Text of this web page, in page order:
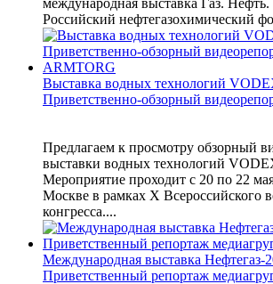
Российский нефтегазохимический
Выставка водных технологий
Приветственно-обзорный
Предлагаем к просмотру обзорный
выставки водных технологий
Мероприятие проходит с 20 по 22
Москве в рамках X Всероссийского
конгресса....
Международная выставка Нефтегаз-
Приветственный репортаж